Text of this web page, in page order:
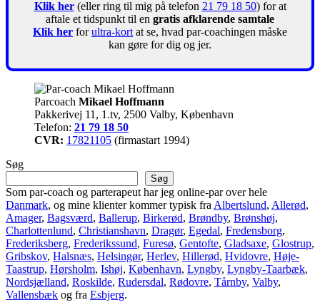
Klik her(eller ring til mig på telefon 21 79 18 50) for at
aftale et tidspunkt til en gratis afklarende samtale
Klik her forultra-kort at se, hvad par-coachingen måske
kan gøre for dig og jer.
Parcoach Mikael Hoffmann
Pakkerivej 11, 1.tv, 2500 Valby, København
Telefon: 21 79 18 50
CVR: 17821105 (firmastart 1994)
Søg
Søg
Som par-coach og parterapeut har jeg online-par over hele
Danmark, og mine klienter kommer typisk fra Albertslund, Allerød,
Amager, Bagsværd, Ballerup, Birkerød, Brøndby, Brønshøj,
Charlottenlund, Christianshavn, Dragør, Egedal, Fredensborg,
Frederiksberg, Frederikssund, Furesø, Gentofte, Gladsaxe, Glostrup,
Gribskov, Halsnæs, Helsingør, Herlev, Hillerød, Hvidovre, Høje-
Taastrup, Hørsholm, Ishøj, København, Lyngby, Lyngby-Taarbæk,
Nordsjælland, Roskilde, Rudersdal, Rødovre, Tårnby, Valby,
Vallensbæk og fra Esbjerg.